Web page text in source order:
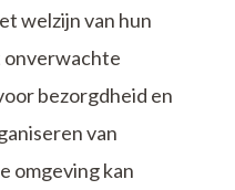
welzijn van hun
onverwachte
bezorgdheid en
van
omgeving kan